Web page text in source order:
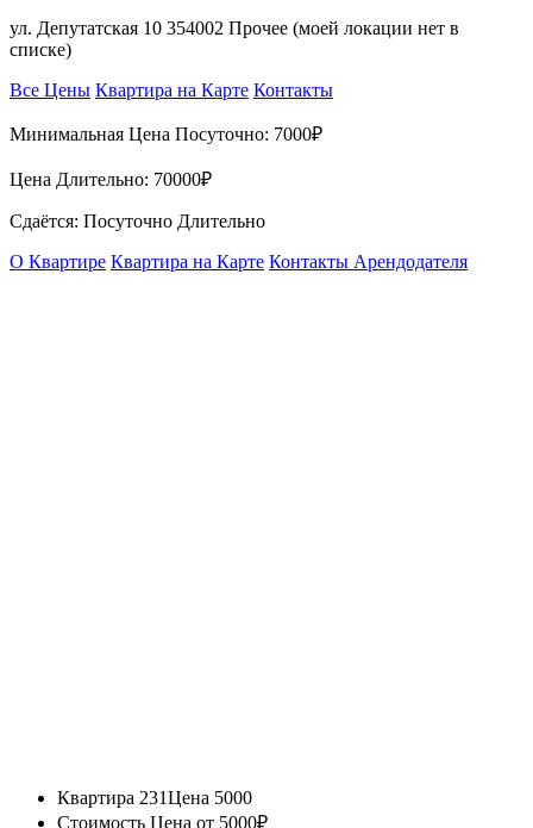
ул. Депутатская 10 354002 Прочее (моей локации нет в
списке)
Все Цены Квартира на Карте Контакты
Минимальная Цена Посуточно: 7000₽
Цена Длительно: 70000₽
Сдаётся: Посуточно Длительно
О Квартире Квартира на Карте Контакты Арендодателя
Квартира 231Цена 5000
Стоимость Цена от 5000₽